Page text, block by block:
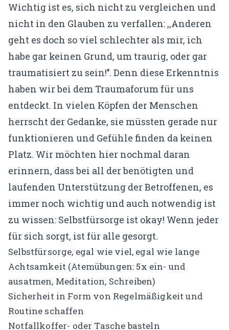
Wichtig ist es, sich nicht zu vergleichen und
nicht in den Glauben zu verfallen: ,,Anderen
geht es doch so viel schlechter als mir, ich
habe gar keinen Grund, um traurig, oder gar
traumatisiert zu sein!’’. Denn diese Erkenntnis
haben wir bei dem Traumaforum für uns
entdeckt. In vielen Köpfen der Menschen
herrscht der Gedanke, sie müssten gerade nur
funktionieren und Gefühle finden da keinen
Platz. Wir möchten hier nochmal daran
erinnern, dass bei all der benötigten und
laufenden Unterstützung der Betroffenen, es
immer noch wichtig und auch notwendig ist
zu wissen: Selbstfürsorge ist okay! Wenn jeder
für sich sorgt, ist für alle gesorgt.
Selbstfürsorge, egal wie viel, egal wie lange
Achtsamkeit (Atemübungen: 5x ein- und
ausatmen, Meditation, Schreiben)
Sicherheit in Form von Regelmäßigkeit und
Routine schaffen
Notfallkoffer- oder Tasche basteln